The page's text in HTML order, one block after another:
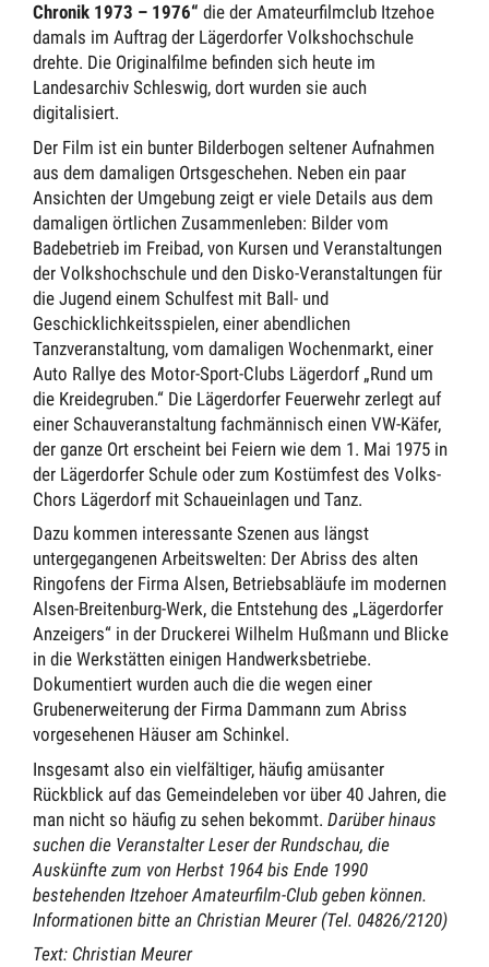
Chronik 1973 – 1976“ die der Amateurfilmclub Itzehoe
damals im Auftrag der Lägerdorfer Volkshochschule
drehte. Die Originalfilme befinden sich heute im
Landesarchiv Schleswig, dort wurden sie auch
digitalisiert.
Der Film ist ein bunter Bilderbogen seltener Aufnahmen
aus dem damaligen Ortsgeschehen. Neben ein paar
Ansichten der Umgebung zeigt er viele Details aus dem
damaligen örtlichen Zusammenleben: Bilder vom
Badebetrieb im Freibad, von Kursen und Veranstaltungen
der Volkshochschule und den Disko-Veranstaltungen für
die Jugend einem Schulfest mit Ball- und
Geschicklichkeitsspielen, einer abendlichen
Tanzveranstaltung, vom damaligen Wochenmarkt, einer
Auto Rallye des Motor-Sport-Clubs Lägerdorf „Rund um
die Kreidegruben.“ Die Lägerdorfer Feuerwehr zerlegt auf
einer Schauveranstaltung fachmännisch einen VW-Käfer,
der ganze Ort erscheint bei Feiern wie dem 1. Mai 1975 in
der Lägerdorfer Schule oder zum Kostümfest des Volks-
Chors Lägerdorf mit Schaueinlagen und Tanz.
Dazu kommen interessante Szenen aus längst
untergegangenen Arbeitswelten: Der Abriss des alten
Ringofens der Firma Alsen, Betriebsabläufe im modernen
Alsen-Breitenburg-Werk, die Entstehung des „Lägerdorfer
Anzeigers“ in der Druckerei Wilhelm Hußmann und Blicke
in die Werkstätten einigen Handwerksbetriebe.
Dokumentiert wurden auch die die wegen einer
Grubenerweiterung der Firma Dammann zum Abriss
vorgesehenen Häuser am Schinkel.
Insgesamt also ein vielfältiger, häufig amüsanter
Rückblick auf das Gemeindeleben vor über 40 Jahren, die
man nicht so häufig zu sehen bekommt. Darüber hinaus
suchen die Veranstalter Leser der Rundschau, die
Auskünfte zum von Herbst 1964 bis Ende 1990
bestehenden Itzehoer Amateurfilm-Club geben können.
Informationen bitte an Christian Meurer (Tel. 04826/2120)
Text: Christian Meurer